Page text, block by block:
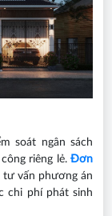
soát ngân sách
riêng lẻ.Đơn
vấn phương án
chi phí phát sinh